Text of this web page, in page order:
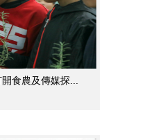
食農及傳媒探...